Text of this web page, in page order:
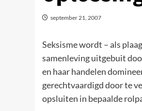
september 21, 2007
Seksisme wordt – als
samenleving uitgebuit
en haar handelen
gerechtvaardigd door te
opsluiten in bepaalde